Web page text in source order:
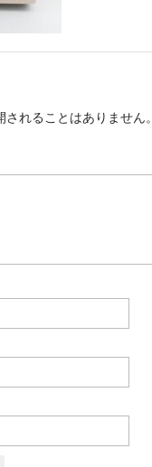
れることはありません。